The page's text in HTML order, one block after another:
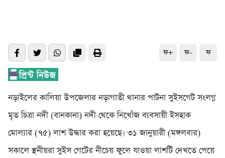
ফ+ ফ- ফ
নড়াইলের কালিয়া উপজেলার নড়াগাতী থানার পাটনা সুইসগেট সংলগ্ন
মৃত চিত্রা নদী (বানকানা) নদী থেকে নিখোঁজ ব্যবসায়ী ইসহাক
মোল্যার (৭৫) লাশ উদ্ধার করা হয়েছে। ৩১ জানুয়ারী (মঙ্গলবার)
সকালে স্থনীয়রা সুইস গেটের নীচেয় ফুলে যাওয়া লাশটি দেখতে পেয়ে